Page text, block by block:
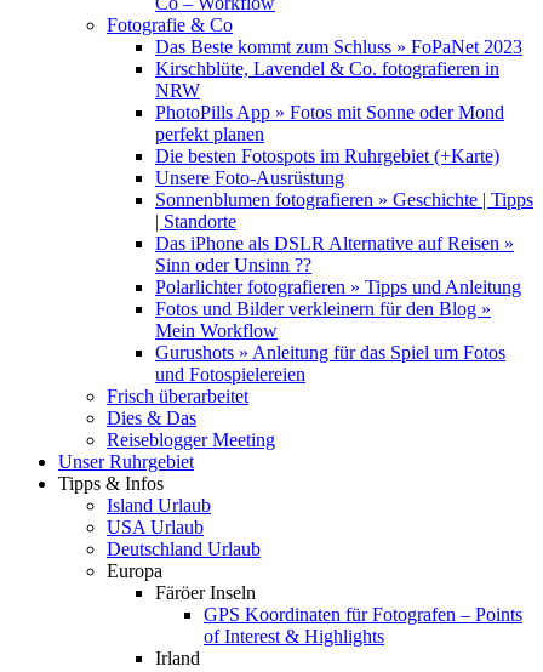
Fotografie & Co
Das Beste kommt zum Schluss » FoPaNet 2023
Kirschblüte, Lavendel & Co. fotografieren in
NRW
PhotoPills App » Fotos mit Sonne oder Mond
perfekt planen
Die besten Fotospots im Ruhrgebiet (+Karte)
Unsere Foto-Ausrüstung
Sonnenblumen fotografieren » Geschichte | Tipps
| Standorte
Das iPhone als DSLR Alternative auf Reisen »
Sinn oder Unsinn ??
Polarlichter fotografieren » Tipps und Anleitung
Fotos und Bilder verkleinern für den Blog »
Mein Workflow
Gurushots » Anleitung für das Spiel um Fotos
und Fotospielereien
Frisch überarbeitet
Dies & Das
Reiseblogger Meeting
Unser Ruhrgebiet
Tipps & Infos
Island Urlaub
USA Urlaub
Deutschland Urlaub
Europa
Färöer Inseln
GPS Koordinaten für Fotografen – Points
of Interest & Highlights
Irland